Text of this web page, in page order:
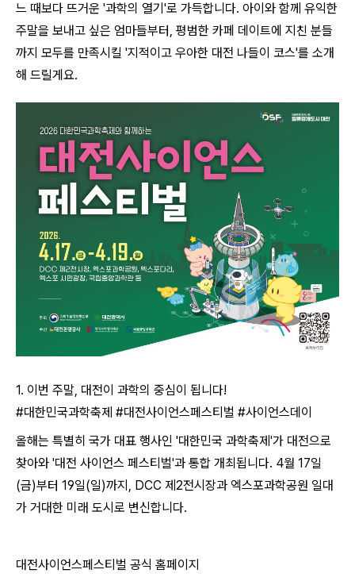
느 때보다 뜨거운 '과학의 열기'로 가득합니다. 아이와 함께 유익한
주말을 보내고 싶은 엄마들부터, 평범한 카페 데이트에 지친 분들
까지 모두를 만족시킬 '지적이고 우아한 대전 나들이 코스'를 소개
해 드릴게요.
1. 이번 주말, 대전이 과학의 중심이 됩니다!
#대한민국과학축제 #대전사이언스페스티벌 #사이언스데이
올해는 특별히 국가 대표 행사인 '대한민국 과학축제'가 대전으로
찾아와 '대전 사이언스 페스티벌'과 통합 개최됩니다. 4월 17일
(금)부터 19일(일)까지, DCC 제2전시장과 엑스포과학공원 일대
가 거대한 미래 도시로 변신합니다.
대전사이언스페스티벌 공식 홈페이지